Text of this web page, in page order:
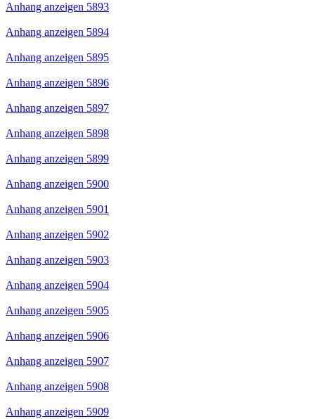
Anhang anzeigen 5893
Anhang anzeigen 5894
Anhang anzeigen 5895
Anhang anzeigen 5896
Anhang anzeigen 5897
Anhang anzeigen 5898
Anhang anzeigen 5899
Anhang anzeigen 5900
Anhang anzeigen 5901
Anhang anzeigen 5902
Anhang anzeigen 5903
Anhang anzeigen 5904
Anhang anzeigen 5905
Anhang anzeigen 5906
Anhang anzeigen 5907
Anhang anzeigen 5908
Anhang anzeigen 5909